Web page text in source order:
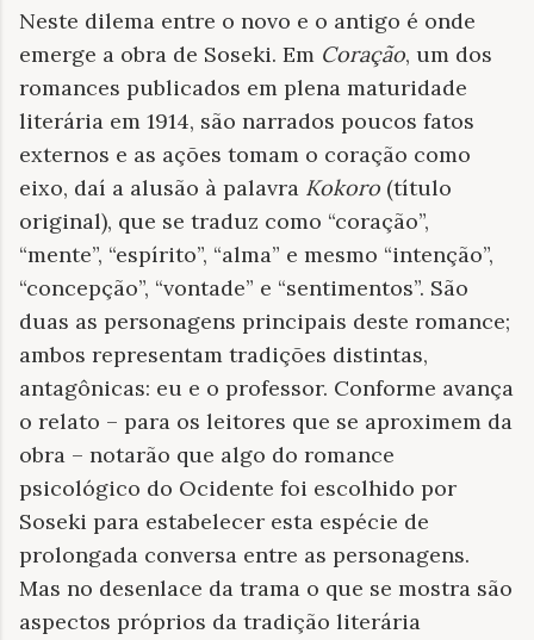
Neste dilema entre o novo e o antigo é onde
emerge a obra de Soseki. Em Coração, um dos
romances publicados em plena maturidade
literária em 1914, são narrados poucos fatos
externos e as ações tomam o coração como
eixo, daí a alusão à palavra Kokoro (título
original), que se traduz como “coração”,
“mente”, “espírito”, “alma” e mesmo “intenção”,
“concepção”, “vontade” e “sentimentos”. São
duas as personagens principais deste romance;
ambos representam tradições distintas,
antagônicas: eu e o professor. Conforme avança
o relato – para os leitores que se aproximem da
obra – notarão que algo do romance
psicológico do Ocidente foi escolhido por
Soseki para estabelecer esta espécie de
prolongada conversa entre as personagens.
Mas no desenlace da trama o que se mostra são
aspectos próprios da tradição literária